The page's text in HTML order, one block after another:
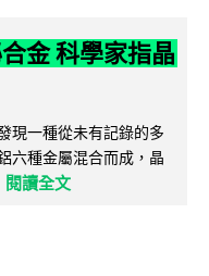
金 科學家指晶
現一種從未有記錄的多
六種金屬混合而成，晶
閱讀全文